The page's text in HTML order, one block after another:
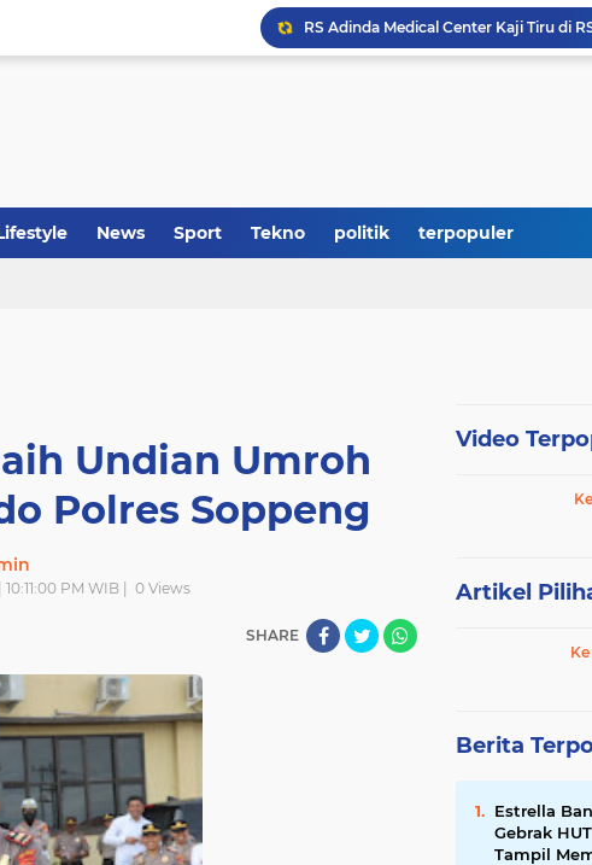
RS Adinda Medical Center Kaji Tiru di
Polres Soppeng Amankan
Tak Lagi ke Loket, Tagihan PDAM
Bupati Soppeng Hadiri Rakor BUMD
News Sport Tekno politik terpopuler
Undian Umroh
Polres Soppeng
PM WIB | 0Views
SHARE
Video
Artikel
Berita
Estrella
Gebrak
Tampil